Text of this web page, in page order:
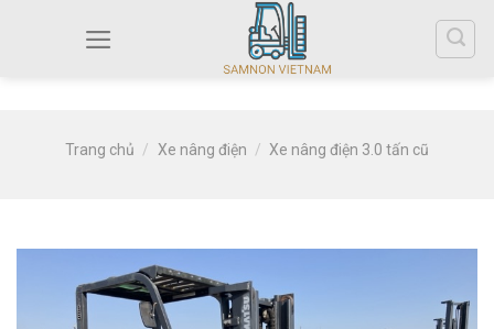
Trang chủ / Xe nâng điện / Xe nâng điện 3.0 tấn cũ